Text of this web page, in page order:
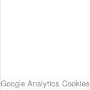
Google Analytics Cookies